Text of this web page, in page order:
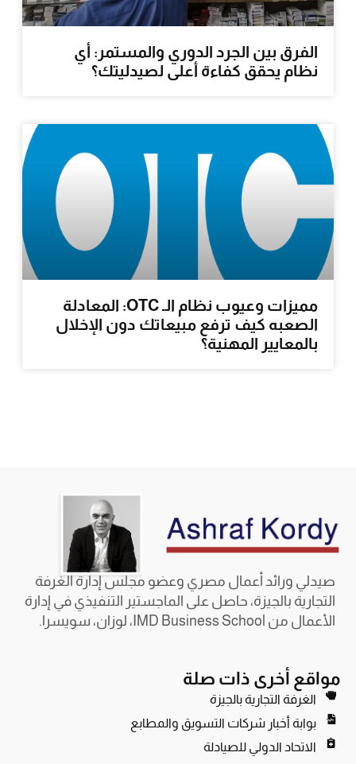
الفرق بين الجرد الدوري والمستمر: أي
نظام يحقق كفاءة أعلى لصيدليتك؟
مميزات وعيوب نظام الـ OTC: المعادلة
الصعبه كيف ترفع مبيعاتك دون الإخلال
بالمعايير المهنية؟
صيدلي ورائد أعمال مصري وعضو مجلس إدارة الغرفة
التجارية بالجيزة، حاصل على الماجستير التنفيذي في إدارة
الأعمال من IMD Business School، لوزان، سويسرا.
مواقع أخرى ذات صلة
الغرفة التجارية بالجيزة
بوابة أخبار شركات التسويق والمطابع
الاتحاد الدولي للصيادلة